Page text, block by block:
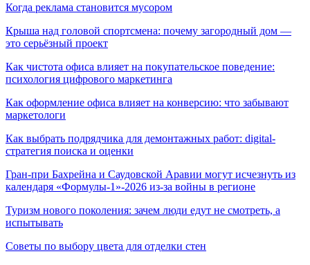
Когда реклама становится мусором
Крыша над головой спортсмена: почему загородный дом —
это серьёзный проект
Как чистота офиса влияет на покупательское поведение:
психология цифрового маркетинга
Как оформление офиса влияет на конверсию: что забывают
маркетологи
Как выбрать подрядчика для демонтажных работ: digital-
стратегия поиска и оценки
Гран-при Бахрейна и Саудовской Аравии могут исчезнуть из
календаря «Формулы-1»-2026 из-за войны в регионе
Туризм нового поколения: зачем люди едут не смотреть, а
испытывать
Советы по выбору цвета для отделки стен